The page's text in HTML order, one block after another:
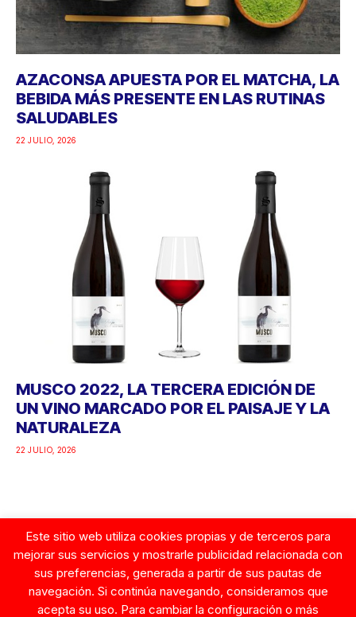
AZACONSA APUESTA POR EL MATCHA, LA
BEBIDA MÁS PRESENTE EN LAS RUTINAS
SALUDABLES
22 JULIO, 2026
MUSCO 2022, LA TERCERA EDICIÓN DE
UN VINO MARCADO POR EL PAISAJE Y LA
NATURALEZA
22 JULIO, 2026
Google
Este sitio web utiliza cookies propias y de terceros para
mejorar sus servicios y mostrarle publicidad relacionada con
sus preferencias, generada a partir de sus pautas de
navegación. Si continúa navegando, consideramos que
acepta su uso. Para cambiar la configuración o más